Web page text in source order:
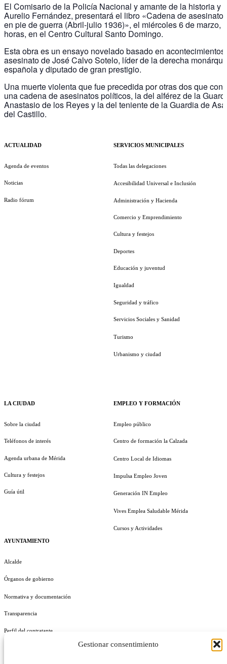
Gestionar consentimiento
El Comisario de la Policía Nacional y amante de la historia y
Aurelio Fernández, presentará el libro «Cadena de
en pie de guerra (Abril-julio 1936)», el miércoles 6 de marzo,
horas, en el Centro Cultural Santo Domingo.
Esta obra es un ensayo novelado basado en
asesinato de José Calvo Sotelo, líder de la derecha
española y diputado de gran prestigio.
Una muerte violenta que fue precedida por otras dos que
una cadena de asesinatos políticos, la del alférez de la
Anastasio de los Reyes y la del teniente de la Guardia de
del Castillo.
ACTUALIDAD
Agenda de eventos
Noticias
Radio fórum
LA CIUDAD
Sobre la ciudad
Teléfonos de interés
Agenda urbana de Mérida
Cultura y festejos
Guía útil
AYUNTAMIENTO
Alcalde
Órganos de gobierno
Normativa y documentación
Transparencia
Perfil del contratante
SERVICIOS MUNICIPALES
Todas las delegaciones
Accesibilidad Universal e Inclusión
Administración y Hacienda
Comercio y Emprendimiento
Cultura y festejos
Deportes
Educación y juventud
Igualdad
Seguridad y tráfico
Servicios Sociales y Sanidad
Turismo
Urbanismo y ciudad
EMPLEO Y FORMACIÓN
Empleo público
Centro de formación la Calzada
Centro Local de Idiomas
Impulsa Empleo Joven
Generación IN Empleo
Vives Emplea Saludable Mérida
Cursos y Actividades